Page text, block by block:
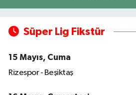
Süper Lig Fikstür
15 Mayıs, Cuma
Rizespor - Beşiktaş